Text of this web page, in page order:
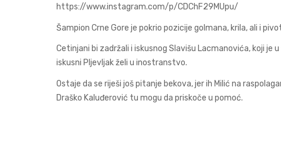
https://www.instagram.com/p/CDChF29MUpu/
Šampion Crne Gore je pokrio pozicije golmana, krila, ali i
Cetinjani bi zadržali i iskusnog Slavišu Lacmanovića, koji je
iskusni Pljevljak želi u inostranstvo.
Ostaje da se riješi još pitanje bekova, jer ih Milić na
Draško Kaluđerović tu mogu da priskoče u pomoć.